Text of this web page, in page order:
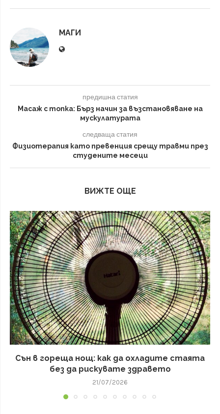
МАГИ
предишна статия
Масаж с топка: Бърз начин за възстановяване на
мускулатурата
следваща статия
Физиотерапия като превенция срещу травми през
студените месеци
ВИЖТЕ ОЩЕ
Сън в гореща нощ: как да охладите стаята
без да рискувате здравето
21/07/2026